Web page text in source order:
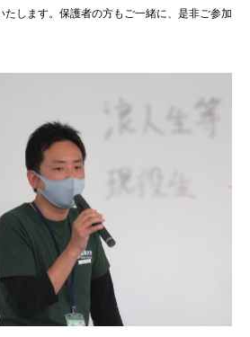
たします。保護者の方もご一緒に、是非ご参加